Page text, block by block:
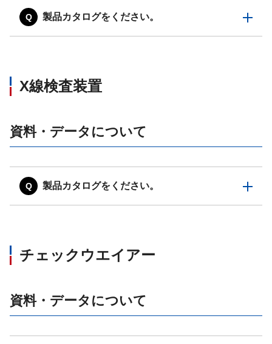
製品カタログをください。
X線検査装置
資料・データについて
製品カタログをください。
チェックウエイアー
資料・データについて